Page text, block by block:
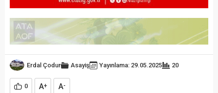
Erdal Çodur Asayiş Yayınlama: 29.05.2025 20
0 A+ A-